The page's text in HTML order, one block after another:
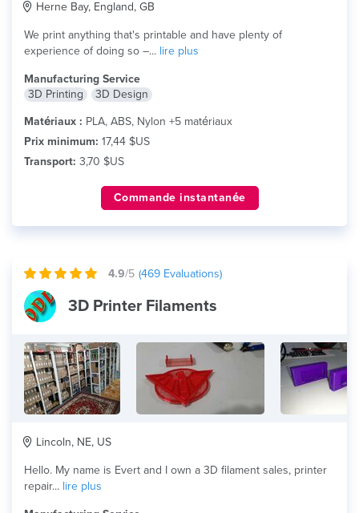
Herne Bay, England, GB
We print anything that's printable and have plenty of
experience of doing so –... lire plus
Manufacturing Service
3D Printing
3D Design
Matériaux : PLA, ABS, Nylon +5 matériaux
Prix minimum: 17,44 $US
Transport: 3,70 $US
Commande instantanée
4.9/5 (469 Evaluations)
3D Printer Filaments
Lincoln, NE, US
Hello. My name is Evert and I own a 3D filament sales, printer
repair... lire plus